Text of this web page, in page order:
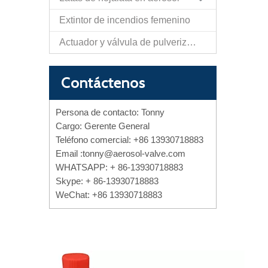
Extintor de incendios femenino
Actuador y válvula de pulverización de papel de autodefensa
Contáctenos
Persona de contacto: Tonny
Cargo: Gerente General
Teléfono comercial: +86 13930718883
Email :tonny@aerosol-valve.com
WHATSAPP: + 86-13930718883
Skype: + 86-13930718883
WeChat: +86 13930718883